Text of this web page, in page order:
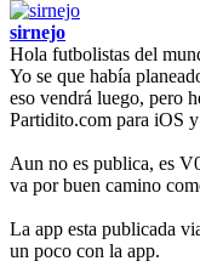
sirnejo
Hola futbolistas del
Yo se que había
eso vendrá luego, pero
Partidito.com para iOS
Aun no es publica, es
va por buen camino
La app esta publicada
un poco con la app.